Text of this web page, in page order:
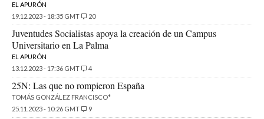
EL APURÓN
19.12.2023 - 18:35 GMT
20
Juventudes Socialistas apoya la creación de un Campus
Universitario en La Palma
EL APURÓN
13.12.2023 - 17:36 GMT
4
25N: Las que no rompieron España
TOMÁS GONZÁLEZ FRANCISCO*
25.11.2023 - 10:26 GMT
9